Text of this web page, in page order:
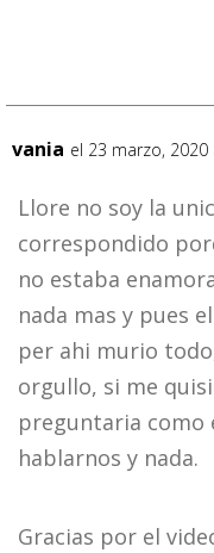
vania el 23 marzo, 2020
Llore no soy la
correspondido
no estaba
nada mas y pues
per ahi murio
orgullo, si me
preguntaria como
hablarnos y nada.
Gracias por el